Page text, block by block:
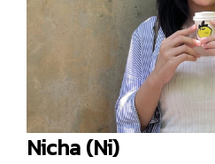
Nicha (Ni)